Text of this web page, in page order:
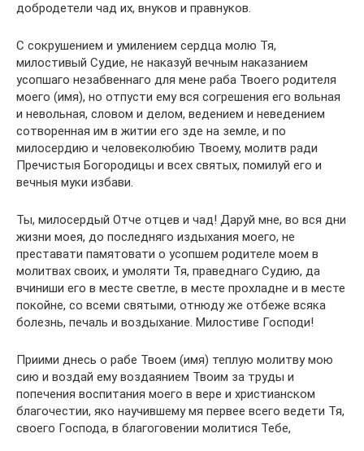
добродетели чад их, внуков и правнуков.
С сокрушением и умилением сердца молю Тя,
милостивый Судие, не наказуй вечным наказанием
усопшаго незабвеннаго для мене раба Твоего родителя
моего (имя), но отпусти ему вся согрешения его вольная
и невольная, словом и делом, ведением и неведением
сотворенная им в житии его зде на земле, и по
милосердию и человеколюбию Твоему, молитв ради
Пречистыя Богородицы и всех святых, помилуй его и
вечныя муки избави.
Ты, милосердый Отче отцев и чад! Даруй мне, во вся дни
жизни моея, до последняго издыхания моего, не
преставати памятовати о усопшем родителе моем в
молитвах своих, и умоляти Тя, праведнаго Судию, да
вчиниши его в месте светле, в месте прохладне и в месте
покойне, со всеми святыми, отнюду же отбеже всяка
болезнь, печаль и воздыхание. Милостиве Господи!
Приими днесь о рабе Твоем (имя) теплую молитву мою
сию и воздай ему воздаянием Твоим за труды и
попечения воспитания моего в вере и христианском
благочестии, яко научившему мя первее всего ведети Тя,
своего Господа, в благоговении молитися Тебе,